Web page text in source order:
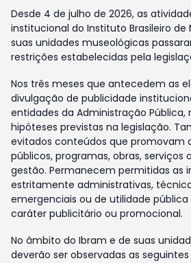
Desde 4 de julho de 2026, as
institucional do Instituto Brasileiro de
suas unidades museológicas
restrições estabelecidas pela
Nos três meses que antecedem as
divulgação de publicidade
entidades da Administração Pública,
hipóteses previstas na legislação.
evitados conteúdos que promovam
públicos, programas, obras, serviços
gestão. Permanecem permitidas as
estritamente administrativas,
emergenciais ou de utilidade
caráter publicitário ou promocional.
No âmbito do Ibram e de suas
deverão ser observadas as